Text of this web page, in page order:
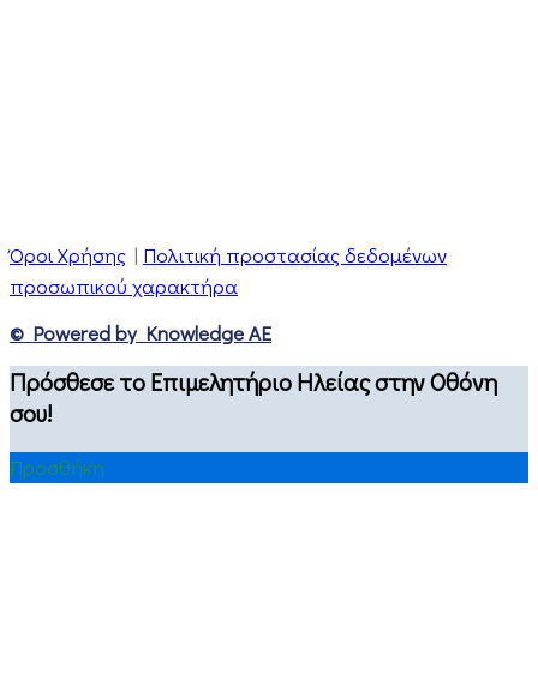
Όροι Χρήσης | Πολιτική προστασίας δεδομένων
προσωπικού χαρακτήρα
© Powered by Knowledge AE
Πρόσθεσε το Επιμελητήριο Ηλείας στην Οθόνη
σου!
Προσθήκη